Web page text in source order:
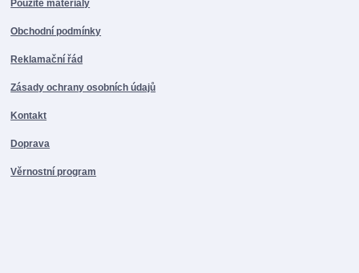
Použité materiály
Obchodní podmínky
Reklamační řád
Zásady ochrany osobních údajů
Kontakt
Doprava
Věrnostní program